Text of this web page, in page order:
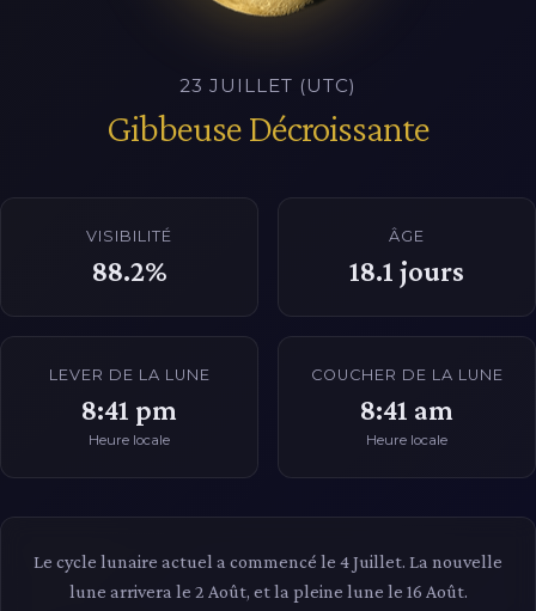
23 JUILLET (UTC)
Gibbeuse Décroissante
VISIBILITÉ
88.2%
ÂGE
18.1 jours
LEVER DE LA LUNE
8:41 pm
Heure locale
COUCHER DE LA LUNE
8:41 am
Heure locale
Le cycle lunaire actuel a commencé le 4 Juillet. La nouvelle
lune arrivera le 2 Août, et la pleine lune le 16 Août.